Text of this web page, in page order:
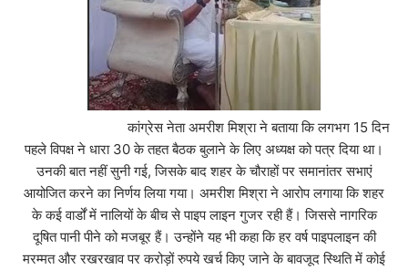
कांग्रेस नेता अमरीश मिश्रा ने बताया कि लगभग 15 दिन
पहले विपक्ष ने धारा 30 के तहत बैठक बुलाने के लिए अध्यक्ष को पत्र दिया था।
उनकी बात नहीं सुनी गई, जिसके बाद शहर के चौराहों पर समानांतर सभाएं
आयोजित करने का निर्णय लिया गया। अमरीश मिश्रा ने आरोप लगाया कि शहर
के कई वार्डों में नालियों के बीच से पाइप लाइन गुजर रही हैं। जिससे नागरिक
दूषित पानी पीने को मजबूर हैं। उन्होंने यह भी कहा कि हर वर्ष पाइपलाइन की
मरम्मत और रखरखाव पर करोड़ों रुपये खर्च किए जाने के बावजूद स्थिति में कोई